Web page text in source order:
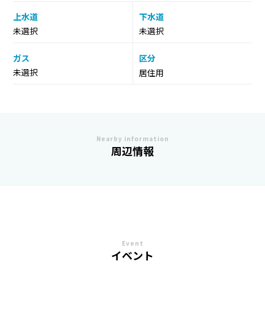
上水道
未選択
下水道
未選択
ガス
未選択
区分
居住用
Nearby information
周辺情報
Event
イベント